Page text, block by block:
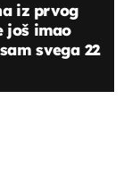
iz prvog
još imao
svega 22